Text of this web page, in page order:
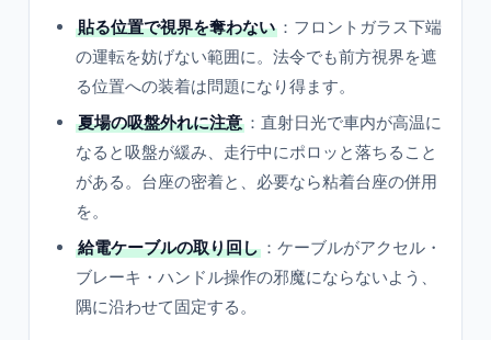
貼る位置で視界を奪わない ：フロントガラス下端
の運転を妨げない範囲に。法令でも前方視界を遮
る位置への装着は問題になり得ます。
夏場の吸盤外れに注意 ：直射日光で車内が高温に
なると吸盤が緩み、走行中にポロッと落ちること
がある。台座の密着と、必要なら粘着台座の併用
を。
給電ケーブルの取り回し ：ケーブルがアクセル・
ブレーキ・ハンドル操作の邪魔にならないよう、
隅に沿わせて固定する。